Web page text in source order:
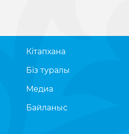
Кітапхана
Біз туралы
Медиа
Байланыс